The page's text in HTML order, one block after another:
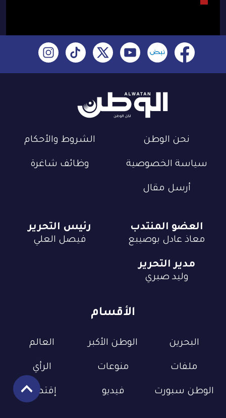
نحن الوطن الشروط والأحكام
سياسة الخصوصية وظائف شاغرة
أرسل مقال
الأقسام
البحرين الوطن الأكبر العالم
ملفات منوعات الرأي
الوطن سبورت فيديو إقتصاد
العضو المنتدب
معاذ عادل بوصيبع
رئيس التحرير
فيصل العلي
مدير التحرير
وليد صبري